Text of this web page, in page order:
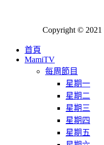
Copyright © 2021
首頁
MamiTV
每周節目
星期一
星期二
星期三
星期四
星期五